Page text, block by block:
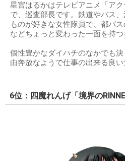
星宮はるかはテレビアニメ「ア
で、巡査部長です。鉄道やバス
ものが好きな女性隊員で、都バ
などちょっと変わった一面を持つ
個性豊かなダイハチのなかでも
由奔放なようで仕事の出来る良い
6位：四魔れんげ「境界のRINNE